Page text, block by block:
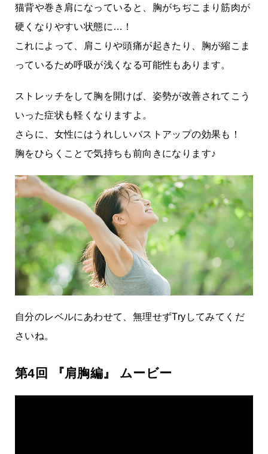
猫背や巻き肩になっていると、胸がちぢこまり筋肉が
硬くなりやすい状態に…！
これによって、肩こりや頭痛が起きたり、胸が縮こま
っているため呼吸が浅くなる可能性もあります。
ストレッチをして胸を開けば、姿勢が改善されてこう
いった症状も軽くなりますよ。
さらに、女性にはうれしいバストアップの効果も！
胸をひらくことで気持ちも前向きになります♪
自分のレベルにあわせて、無理せずTryしてみてくだ
さいね。
第4回 『肩胸編』 ムービー